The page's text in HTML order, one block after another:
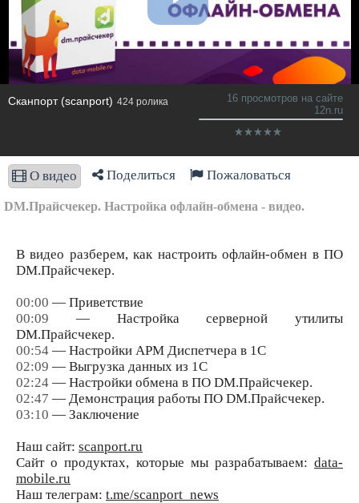
Сканпорт (scanport) 424 ролика
16 просмотров на сайте
12n.ru
О видео Поделиться Пожаловаться
DM.Прайсчекер. Настройка офлайн-обмена - видео.
В видео разберем, как настроить офлайн-обмен в ПО
DM.Прайсчекер.
00:00 — Приветствие
00:09 — Настройка серверной утилиты
DM.Прайсчекер.
00:54 — Настройки АРМ Диспетчера в 1С
02:09 — Выгрузка данных из 1С
02:24 — Настройки обмена в ПО DM.Прайсчекер.
02:47 — Демонстрация работы ПО DM.Прайсчекер.
03:10 — Заключение
Наш сайт: scanport.ru
Сайт о продуктах, которые мы разрабатываем: data-
mobile.ru
Наш телеграм: t.me/scanport_news